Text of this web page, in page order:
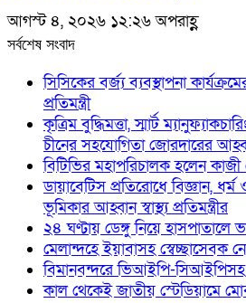
আগস্ট ৪, ২০২৬ ১২:২৬ অপরাহ্ণ
সর্বশেষ সংবাদ
সিসিকের বর্জ্য ব্যবস্থাপনা
প্রতিমন্ত্রী
কৃত্রিম বুদ্ধিমত্তা, স্মার্ট
চীনের সহযোগিতা জোরদারের
বিটিভির মহাপরিচালক হলেন
ডায়াবেটিস প্রতিরোধে বিজ্ঞান,
ভূমিকার আহ্বান স্বাস্থ্য প্রতিমন্ত্রীর
২৪ ঘণ্টায় ডেঙ্গু নিয়ে হাসপাতালে
মেলান্দহে ইয়াবাসহ স্বেচ্ছাসেবক
বিমানবন্দরে ভিআইপি-সিআইপিসহ
কাল থেকেই জাতীয় স্টেডিয়ামে